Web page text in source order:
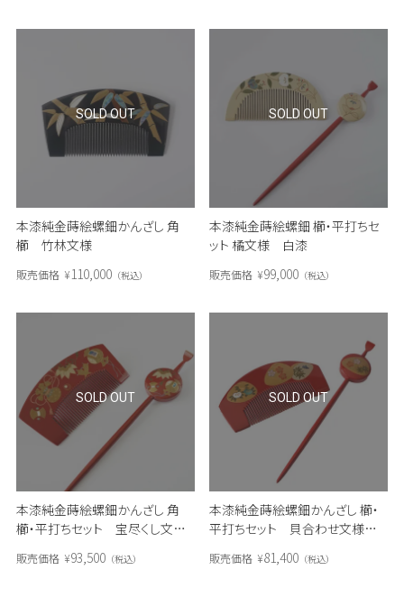
本漆純金蒔絵螺鈿かんざし 角
櫛 竹林文様
販売価格 ¥110,000 税込
SOLD OUT
本漆純金蒔絵螺鈿 櫛・平打ちセ
ット 橘文様 白漆
販売価格 ¥99,000 税込
SOLD OUT
本漆純金蒔絵螺鈿かんざし 角
櫛・平打ちセット 宝尽くし文様
販売価格 ¥93,500 税込
SOLD OUT
本漆純金蒔絵螺鈿かんざし 櫛・
平打ちセット 貝合わせ文様
販売価格 ¥81,400 税込
SOLD OUT